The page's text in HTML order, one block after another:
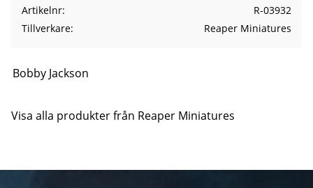
Artikelnr
R-03932
Tillverkare
Reaper Miniatures
Bobby Jackson
Visa alla produkter från Reaper Miniatures